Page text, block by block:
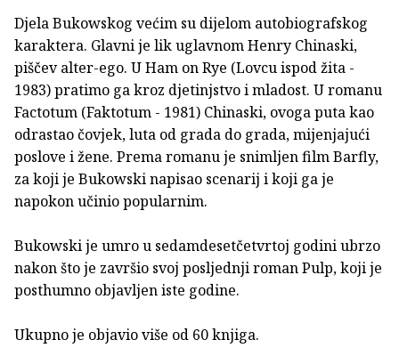
Djela Bukowskog većim su dijelom autobiografskog
karaktera. Glavni je lik uglavnom Henry Chinaski,
piščev alter-ego. U Ham on Rye (Lovcu ispod žita -
1983) pratimo ga kroz djetinjstvo i mladost. U romanu
Factotum (Faktotum - 1981) Chinaski, ovoga puta kao
odrastao čovjek, luta od grada do grada, mijenjajući
poslove i žene. Prema romanu je snimljen film Barfly,
za koji je Bukowski napisao scenarij i koji ga je
napokon učinio popularnim.
Bukowski je umro u sedamdesetčetvrtoj godini ubrzo
nakon što je završio svoj posljednji roman Pulp, koji je
posthumno objavljen iste godine.
Ukupno je objavio više od 60 knjiga.